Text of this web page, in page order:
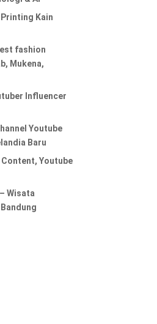
Kain
fashion
Mukena,
Influencer
Youtube
Baru
Youtube
Wisata